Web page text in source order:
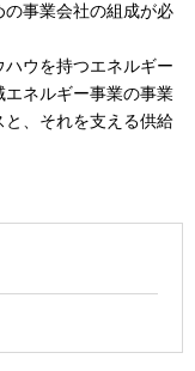
事業会社の組成が必
ウを持つエネルギー
ネルギー事業の事業
、それを支える供給